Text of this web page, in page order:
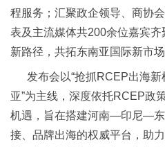
程服务；汇聚政企领导、商协
表及主流媒体共200余位嘉宾
新路径，共拓东南亚国际新市场
发布会以“抢抓RCEP出海
亚”为主线，深度依托RCEP政
机遇，旨在搭建河南—印尼—
接、品牌出海的权威平台，助